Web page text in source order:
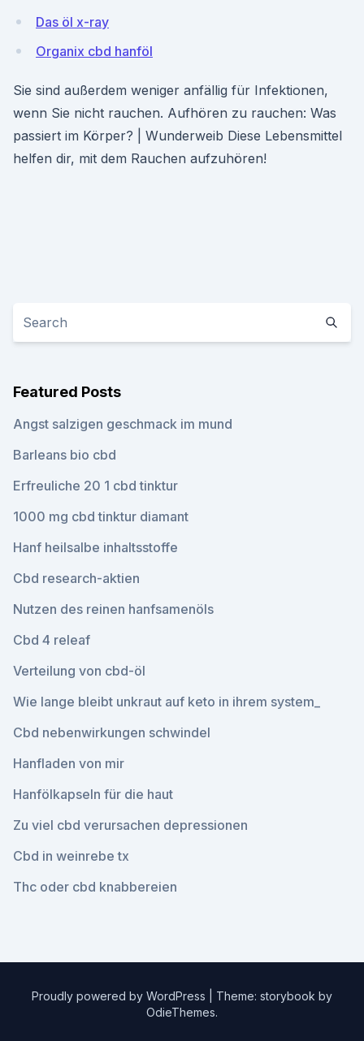
Das öl x-ray
Organix cbd hanföl
Sie sind außerdem weniger anfällig für Infektionen,
wenn Sie nicht rauchen. Aufhören zu rauchen: Was
passiert im Körper? | Wunderweib Diese Lebensmittel
helfen dir, mit dem Rauchen aufzuhören!
Featured Posts
Angst salzigen geschmack im mund
Barleans bio cbd
Erfreuliche 20 1 cbd tinktur
1000 mg cbd tinktur diamant
Hanf heilsalbe inhaltsstoffe
Cbd research-aktien
Nutzen des reinen hanfsamenöls
Cbd 4 releaf
Verteilung von cbd-öl
Wie lange bleibt unkraut auf keto in ihrem system_
Cbd nebenwirkungen schwindel
Hanfladen von mir
Hanfölkapseln für die haut
Zu viel cbd verursachen depressionen
Cbd in weinrebe tx
Thc oder cbd knabbereien
Proudly powered by WordPress
Theme: storybook by
OdieThemes.